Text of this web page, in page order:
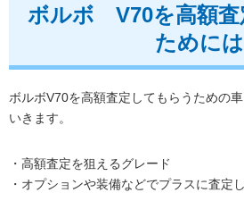
ボルボ V70を高額査
ためには
ボルボV70を高額査定してもらうための
いきます。
・高額査定を狙えるグレード
・オプションや装備などでプラスに査定